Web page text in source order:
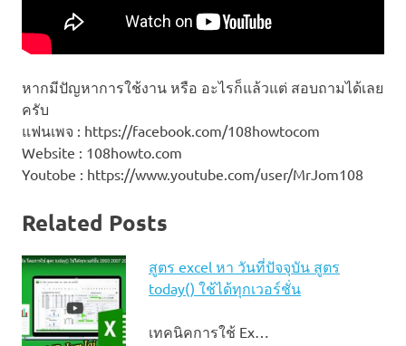
หากมีปัญหาการใช้งาน หรือ อะไรก็แล้วแต่ สอบถามได้เลย
ครับ
แฟนเพจ : https://facebook.com/108howtocom
Website : 108howto.com
Youtobe : https://www.youtube.com/user/MrJom108
Related Posts
สูตร excel หา วันที่ปัจจุบัน สูตร
today() ใช้ได้ทุกเวอร์ชั่น
เทคนิคการใช้ Ex…